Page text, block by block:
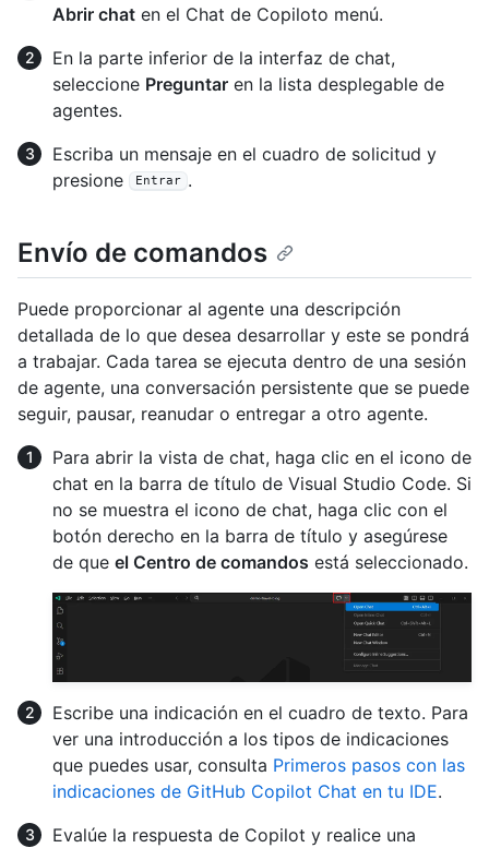
Abrir chat en el Chat de Copiloto menú.
En la parte inferior de la interfaz de chat,
seleccione Preguntar en la lista desplegable de
agentes.
Escriba un mensaje en el cuadro de solicitud y
presione
Entrar .
Envío de comandos
Puede proporcionar al agente una descripción
detallada de lo que desea desarrollar y este se pondrá
a trabajar. Cada tarea se ejecuta dentro de una sesión
de agente, una conversación persistente que se puede
seguir, pausar, reanudar o entregar a otro agente.
Para abrir la vista de chat, haga clic en el icono de
chat en la barra de título de Visual Studio Code. Si
no se muestra el icono de chat, haga clic con el
botón derecho en la barra de título y asegúrese
de que el Centro de comandos está seleccionado.
Escribe una indicación en el cuadro de texto. Para
ver una introducción a los tipos de indicaciones
que puedes usar, consulta Primeros pasos con las
indicaciones de GitHub Copilot Chat en tu IDE.
Evalúe la respuesta de Copilot y realice una